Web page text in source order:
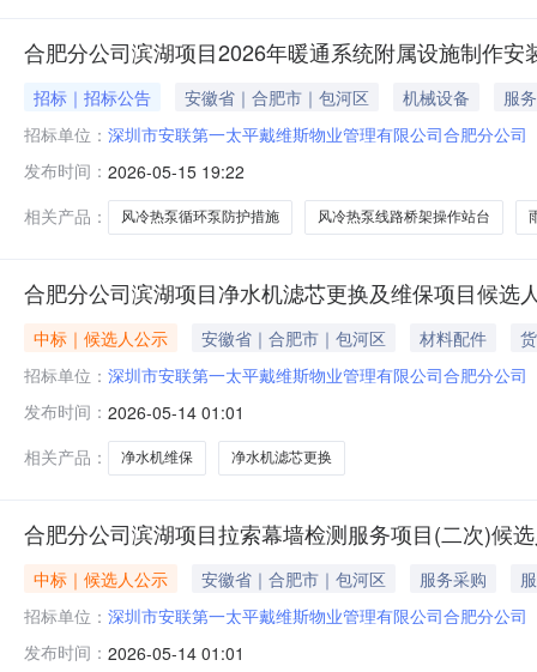
合肥分公司滨湖项目2026年暖通系统附属设施制作
招标｜招标公告 安徽省｜合肥市｜包河区 机械设备
服务
招标单位： 深圳市安联第一太平戴维斯物业管理有限公司合肥分公司
发布时间： 2026-05-15 19:22
相关产品：
风冷热泵循环泵防护措施 风冷热泵线路桥架操作站台
合肥分公司滨湖项目净水机滤芯更换及维保项目候选
中标｜候选人公示 安徽省｜合肥市｜包河区 材料配件
招标单位： 深圳市安联第一太平戴维斯物业管理有限公司合肥分公司
发布时间： 2026-05-14 01:01
相关产品：
净水机维保 净水机滤芯更换
合肥分公司滨湖项目拉索幕墙检测服务项目(二次)候
中标｜候选人公示 安徽省｜合肥市｜包河区 服务采购
招标单位： 深圳市安联第一太平戴维斯物业管理有限公司合肥分公司
发布时间： 2026-05-14 01:01